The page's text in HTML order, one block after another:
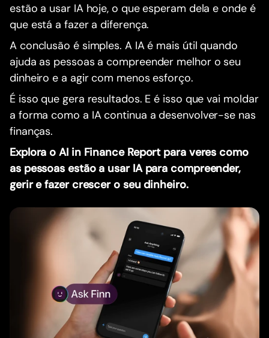
estão a usar IA hoje, o que esperam dela e onde é
que está a fazer a diferença.
A conclusão é simples. A IA é mais útil quando
ajuda as pessoas a compreender melhor o seu
dinheiro e a agir com menos esforço.
É isso que gera resultados. E é isso que vai moldar
a forma como a IA continua a desenvolver-se nas
finanças.
Explora o AI in Finance Report para veres como
as pessoas estão a usar IA para compreender,
gerir e fazer crescer o seu dinheiro.